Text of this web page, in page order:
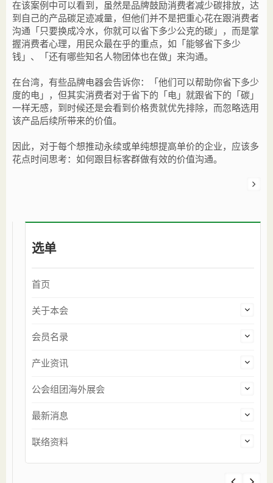
在该案例中可以看到，虽然是品牌鼓励消费者减少碳排放，达
到自己的产品碳足迹减量，但他们并不是把重心花在跟消费者
沟通「只要换成冷水，你就可以省下多少公克的碳」，而是掌
握消费者心理，用民众最在乎的重点，如「能够省下多少
钱」、「还有哪些知名人物团体也在做」来沟通。
在台湾，有些品牌电器会告诉你：「他们可以帮助你省下多少
度的电」，但其实消费者对于省下的「电」就跟省下的「碳」
一样无感，到时候还是会看到价格贵就优先排除，而忽略选用
该产品后续所带来的价值。
因此，对于每个想推动永续或单纯想提高单价的企业，应该多
花点时间思考：如何跟目标客群做有效的价值沟通。
选单
首页
关于本会
会员名录
产业资讯
公会组团海外展会
最新消息
联络资料